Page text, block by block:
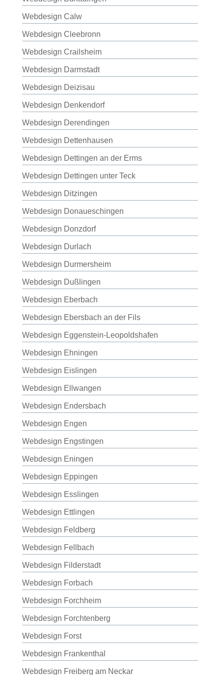
Webdesign Calw
Webdesign Cleebronn
Webdesign Crailsheim
Webdesign Darmstadt
Webdesign Deizisau
Webdesign Denkendorf
Webdesign Derendingen
Webdesign Dettenhausen
Webdesign Dettingen an der Erms
Webdesign Dettingen unter Teck
Webdesign Ditzingen
Webdesign Donaueschingen
Webdesign Donzdorf
Webdesign Durlach
Webdesign Durmersheim
Webdesign Dußlingen
Webdesign Eberbach
Webdesign Ebersbach an der Fils
Webdesign Eggenstein-Leopoldshafen
Webdesign Ehningen
Webdesign Eislingen
Webdesign Ellwangen
Webdesign Endersbach
Webdesign Engen
Webdesign Engstingen
Webdesign Eningen
Webdesign Eppingen
Webdesign Esslingen
Webdesign Ettlingen
Webdesign Feldberg
Webdesign Fellbach
Webdesign Filderstadt
Webdesign Forbach
Webdesign Forchheim
Webdesign Forchtenberg
Webdesign Forst
Webdesign Frankenthal
Webdesign Freiberg am Neckar